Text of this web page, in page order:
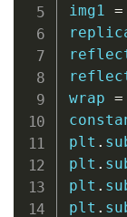
img1 =
wrap =
plt .
plt .
plt .
plt .